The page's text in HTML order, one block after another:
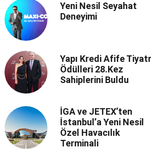
Yeni Nesil Seyahat
Deneyimi
Yapı Kredi Afife
Ödülleri 28.Kez
Sahiplerini Buldu
İGA ve JETEX’ten
İstanbul’a Yeni Nesil
Özel Havacılık
Terminali